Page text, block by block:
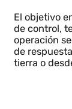
remotas.
El objetivo
de control,